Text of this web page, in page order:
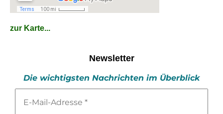
zur Karte...
Newsletter
Die wichtigsten Nachrichten im Überblick
Mail-